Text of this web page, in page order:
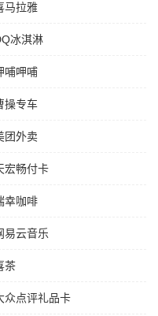
马拉雅
冰淇淋
哺呷哺
操专车
团外卖
宏畅付卡
幸咖啡
易云音乐
茶
众点评礼品卡